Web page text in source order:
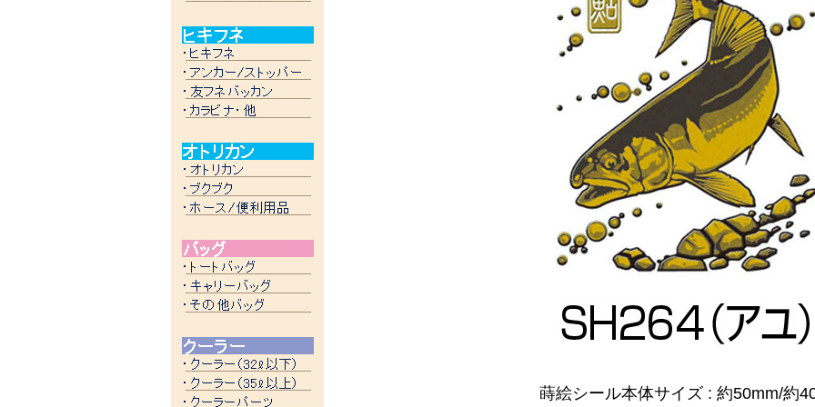
蒔絵シール本体サイズ : 約50mm/約